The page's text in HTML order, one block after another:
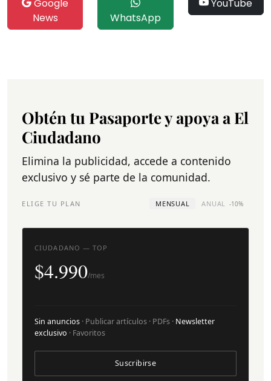
Google
News
WhatsApp
YouTube
Obtén tu Pasaporte y apoya a El
Ciudadano
Elimina la publicidad, accede a contenido
exclusivo y sé parte de la comunidad.
ELIGE TU PLAN MENSUAL ANUAL -10%
CIUDADANO — TOP
$4.990/mes
Sin anuncios · Publicar artículos · PDFs · Newsletter
exclusivo · Favoritos
Suscribirse